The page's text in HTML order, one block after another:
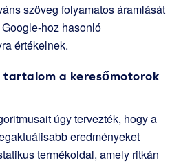
szöveg folyamatos áramlását
hoz hasonló
értékelnek.
tartalom a keresőmotorok
úgy tervezték, hogy a
eredményeket
termékoldal, amely ritkán